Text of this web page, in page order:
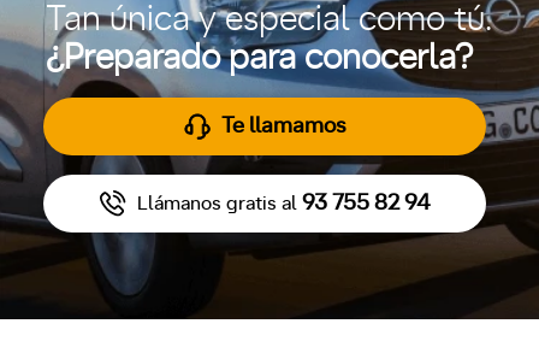
Tan única y especial como tú.
¿Preparado para conocerla?
Te llamamos
Llámanos gratis al 93 755 82 94